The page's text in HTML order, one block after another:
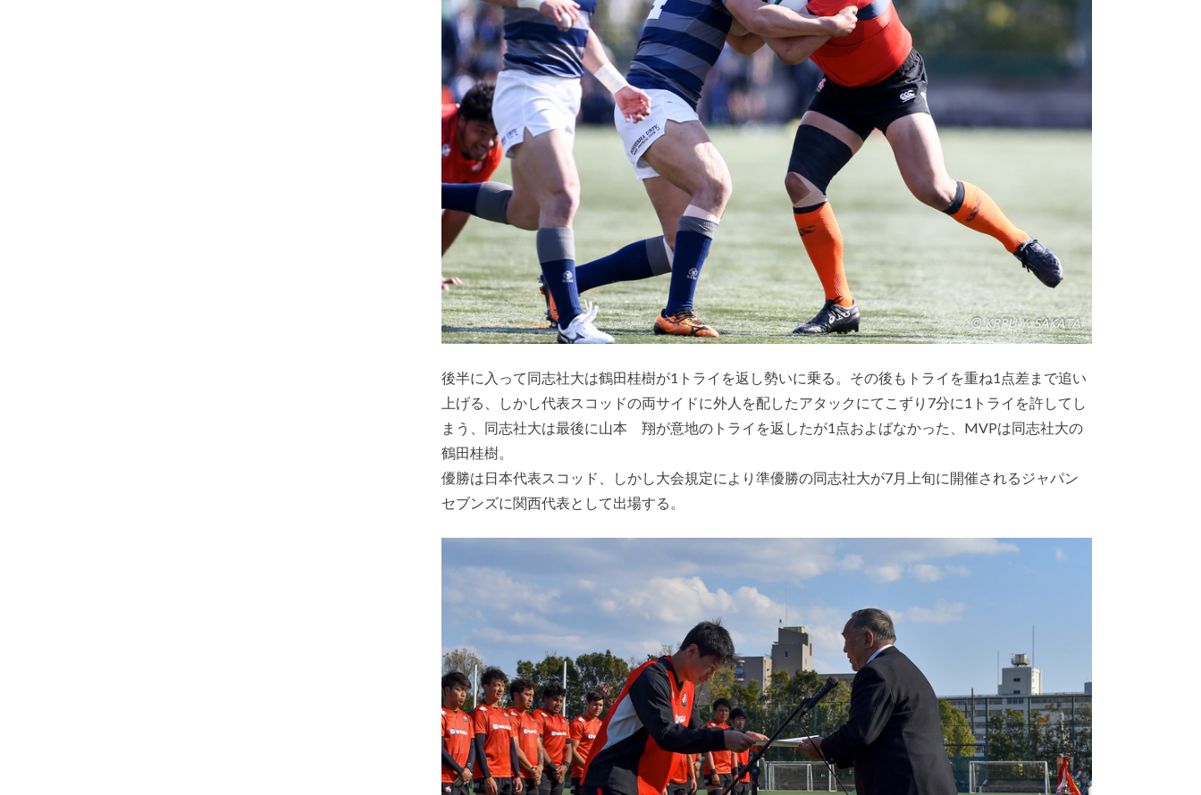
後半に入って同志社大は鶴田桂樹が1トライを返し勢いに乗る。その後もトライを重ね1点差まで追い
上げる、しかし代表スコッドの両サイドに外人を配したアタックにてこずり7分に1トライを許してし
まう、同志社大は最後に山本 翔が意地のトライを返したが1点およばなかった、MVPは同志社大の
鶴田桂樹。
優勝は日本代表スコッド、しかし大会規定により準優勝の同志社大が7月上旬に開催されるジャパン
セブンズに関西代表として出場する。